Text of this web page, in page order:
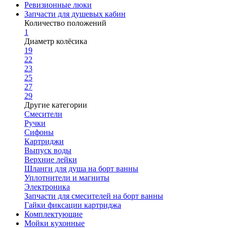
Ревизионные люки
Запчасти для душевых кабин
Количество положений
1
Диаметр колёсика
19
22
23
25
27
29
Другие категории
Смесители
Ручки
Сифоны
Картриджи
Выпуск воды
Верхние лейки
Шланги для душа на борт ванны
Уплотнители и магниты
Электроника
Запчасти для смесителей на борт ванны
Гайки фиксации картриджа
Комплектующие
Мойки кухонные